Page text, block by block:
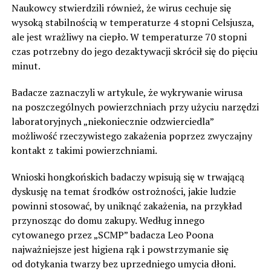
Naukowcy stwierdzili również, że wirus cechuje się
wysoką stabilnością w temperaturze 4 stopni Celsjusza,
ale jest wrażliwy na ciepło. W temperaturze 70 stopni
czas potrzebny do jego dezaktywacji skrócił się do pięciu
minut.
Badacze zaznaczyli w artykule, że wykrywanie wirusa
na poszczególnych powierzchniach przy użyciu narzędzi
laboratoryjnych „niekoniecznie odzwierciedla”
możliwość rzeczywistego zakażenia poprzez zwyczajny
kontakt z takimi powierzchniami.
Wnioski hongkońskich badaczy wpisują się w trwającą
dyskusję na temat środków ostrożności, jakie ludzie
powinni stosować, by uniknąć zakażenia, na przykład
przynosząc do domu zakupy. Według innego
cytowanego przez „SCMP” badacza Leo Poona
najważniejsze jest higiena rąk i powstrzymanie się
od dotykania twarzy bez uprzedniego umycia dłoni.